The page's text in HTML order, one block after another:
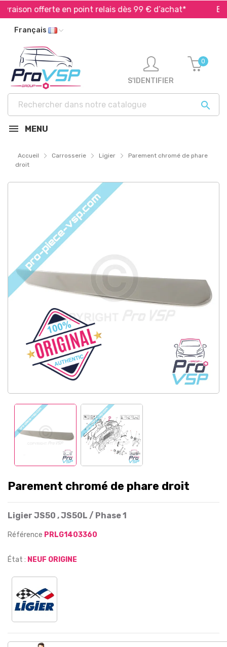
offerte en point relais dès 99 € d’achat*
Français

S'IDENTIFIER
0
MENU
Accueil Carrosserie Ligier
Parement chromé de phare
droit
Parement chromé de phare droit
Ligier JS50 , JS50L / Phase 1
Référence PRLG1403360
État : NEUF ORIGINE